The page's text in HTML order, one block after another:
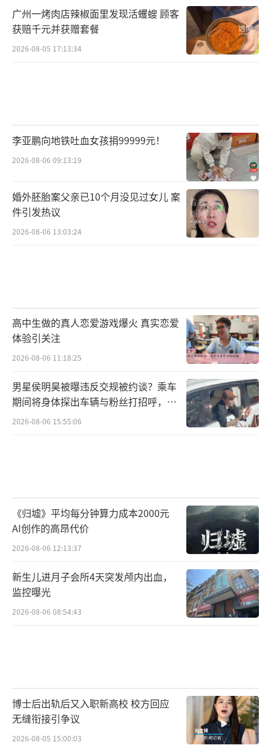
广州一烤肉店辣椒面里发现活蠼螋 顾客
获赔千元并获赠套餐
2026-08-05 17:13:34
李亚鹏向地铁吐血女孩捐99999元！
2026-08-06 09:13:19
婚外胚胎案父亲已10个月没见过女儿 案
件引发热议
2026-08-06 13:03:24
高中生做的真人恋爱游戏爆火 真实恋爱
体验引关注
2026-08-06 11:18:25
男星侯明昊被曝违反交规被约谈？乘车
期间将身体探出车辆与粉丝打招呼，当
地交警回应
2026-08-06 15:55:06
《归墟》平均每分钟算力成本2000元
AI创作的高昂代价
2026-08-06 12:13:37
新生儿进月子会所4天突发颅内出血，
监控曝光
2026-08-06 08:54:43
博士后出轨后又入职新高校 校方回应
无缝衔接引争议
2026-08-05 15:00:03